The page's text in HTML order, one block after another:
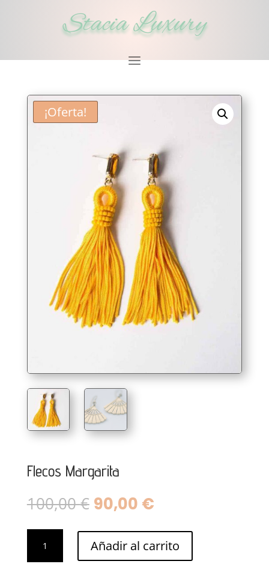
Stacia Luxury
¡Oferta!
Flecos Margarita
100,00€ El
precio
original
era:
100,00 €.
90,00 €El
actual
es:
90,00 €.
Margarita
cantidad
Añadir al carrito